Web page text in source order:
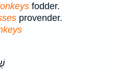
fodder.
provender.